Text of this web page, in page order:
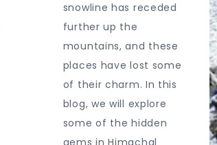
snowline has receded
further up the
mountains, and these
places have lost some
of their charm. In this
blog, we will explore
some of the hidden
gems in Himachal